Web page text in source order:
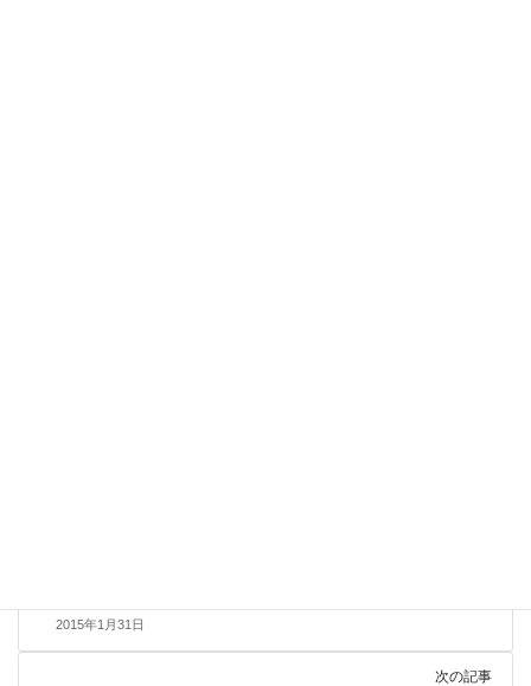
2015年1月31日
次の記事